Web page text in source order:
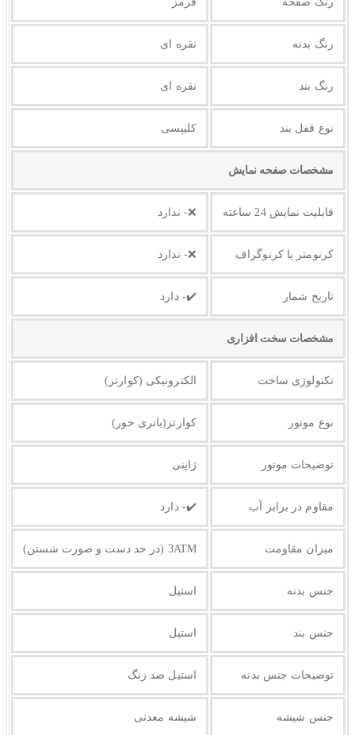
رنگ بدنه نقره ای
رنگ بند نقره ای
نوع قفل بند کلیپسی
مشخصات صفحه نمايش
قابلیت نمایش 24 ساعته ❌- ندارد
کرنومتر یا کرنوگراف ❌- ندارد
تاریخ شمار ✔️- دارد
مشخصات سخت افزاری
تکنولوژی ساخت الکترونیکی (کوارتز)
نوع موتور کوارتز(باتری خور)
توضیحات موتور ژاپنی
مقاوم در برابر آب ✔️- دارد
میزان مقاومت 3ATM (در حد دست و صورت شستن)
جنس بدنه استیل
جنس بند استیل
توضيحات جنس بدنه استیل ضد زنگ
جنس شیشه شیشه معدنی